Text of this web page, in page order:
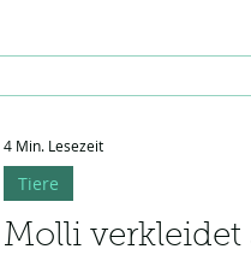
luftige Gute-Nacht-
schenkt und die Fantasie
Molli verkleidet
Tiere
4 Min. Lesezeit